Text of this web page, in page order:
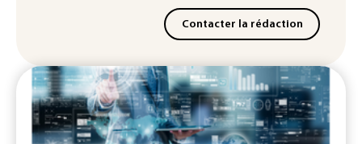
Contacter la rédaction